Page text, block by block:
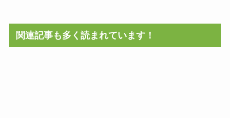
関連記事も多く読まれています！